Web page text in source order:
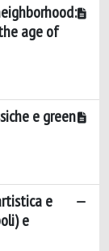
age of
e green
e
e